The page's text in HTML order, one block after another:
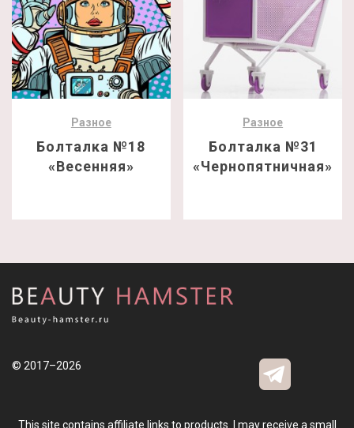
Разное
Болталка №18
«Весенняя»
Разное
Болталка №31
«Чернопятничная»
© 2017–2026
This site contains affiliate links to products. I may receive a small